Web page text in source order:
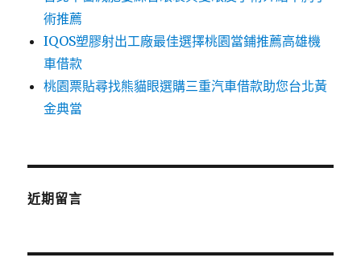
術推薦
IQOS塑膠射出工廠最佳選擇桃園當鋪推薦高雄機
車借款
桃園票貼尋找熊貓眼選購三重汽車借款助您台北黃
金典當
近期留言